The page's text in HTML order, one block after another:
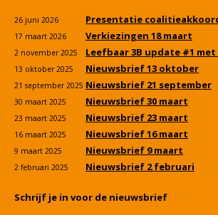
26 juni 2026 Presentatie coalitieakkoord
17 maart 2026 Verkiezingen 18 maart
2 november 2025 Leefbaar 3B update #1
13 oktober 2025 Nieuwsbrief 13 oktober
21 september 2025 Nieuwsbrief 21 september
30 maart 2025 Nieuwsbrief 30 maart
23 maart 2025 Nieuwsbrief 23 maart
16 maart 2025 Nieuwsbrief 16 maart
9 maart 2025 Nieuwsbrief 9 maart
2 februari 2025 Nieuwsbrief 2 februari
Schrijf je in voor de nieuwsbrief